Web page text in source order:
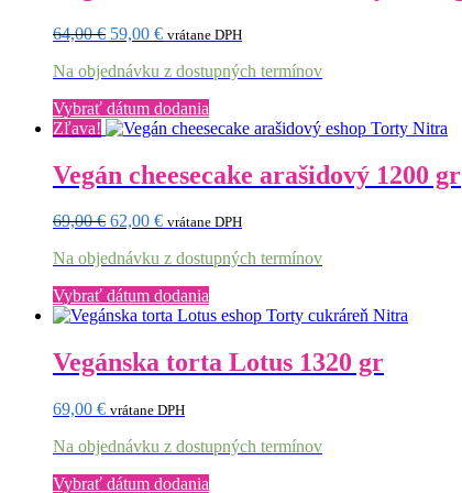
64,00€ Pôvodná
bola:
59,00 €Aktuálna
je:
vrátane DPH
Na objednávku z dostupných termínov
Vybrať dátum dodania
Zľava!
Vegán cheesecake arašidový 1200 gr
69,00€ Pôvodná
bola:
62,00 €Aktuálna
je:
vrátane DPH
Na objednávku z dostupných termínov
Vybrať dátum dodania
Vegánska torta Lotus 1320 gr
69,00 € vrátane DPH
Na objednávku z dostupných termínov
Vybrať dátum dodania